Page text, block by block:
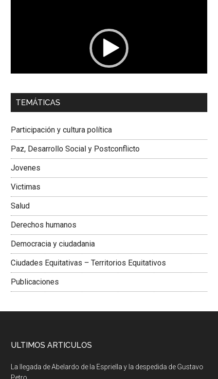
00:00 01:04
Dra. Carolina Corcho Mejía,Presidenta Corporación
Colombiana
TEMÁTICAS
Participación y cultura política
Paz, Desarrollo Social y Postconflicto
Jovenes
Victimas
Salud
Derechos humanos
Democracia y ciudadania
Ciudades Equitativas – Territorios Equitativos
Publicaciones
ULTIMOS ARTICULOS
La llegada de Abelardo de la Espriella y la despedida de Gustavo